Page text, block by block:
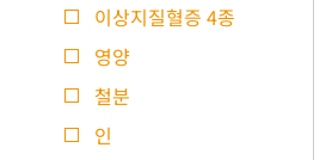
이상지질혈증 4종
영양
철분
인